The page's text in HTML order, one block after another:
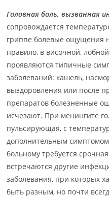
Головная боль, вызванная
сопровождается
гриппе болевые ощущения
правило, в височной,
проявляются типичные
заболеваний: кашель,
выздоровления или после
препаратов болезненные
исчезают. При менингите
пульсирующая, с
дополнительным симптомом
больному требуется
встречаются другие
заболевания, при которых
быть разным, но почти